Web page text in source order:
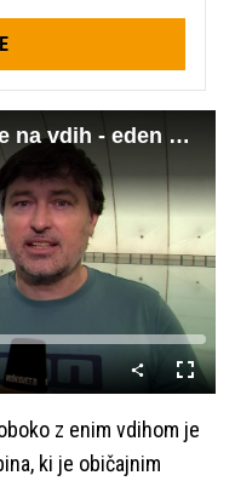
Samo Jeranko: Potapljanje na vdih - eden najskrajnejših športov na svetu
način
z enim vdihom je
ki je običajnim